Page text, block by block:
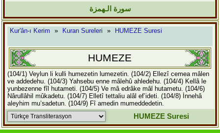
سورة الـهمزة
Kur'ân-ı Kerim » Kuran Sureleri » HUMEZE Suresi
HUMEZE
(104/1) Veylun li kulli humezetin lumezetin. (104/2) Ellezî cemea mâlen
ve addedehu. (104/3) Yahsebu enne mâlehû ahledehu. (104/4) Kellâ le
yunbezenne fîl hutameti. (104/5) Ve mâ edrâke mâl hutametu. (104/6)
Nârullâhil mûkadetu. (104/7) Elletî tettaliu alâl ef’ideti. (104/8) İnnehâ
aleyhim mu’sadetun. (104/9) Fî amedin mumeddedetin.
HUMEZE Suresi